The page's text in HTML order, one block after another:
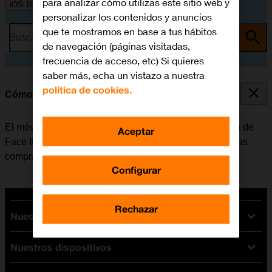
iOS 18
Busca por problema o tema
Cómo utilizar el reconocimiento facial (Face ID)
El móvil se puede configurar para que utilice la función de
Face ID como código de seguridad o para que valide las
compras en iTunes y App Store.
Nuestras tarifas
Tarifas Orange
Tarifas fibra y móvil
Nuestros dispositivos
personalizar los contenidos y anuncios
que te mostramos en base a tus hábitos
de navegación (páginas visitadas,
frecuencia de acceso, etc) Si quieres
saber más, echa un vistazo a nuestra
política de cookies.
Configurar
Rechazar
Aceptar